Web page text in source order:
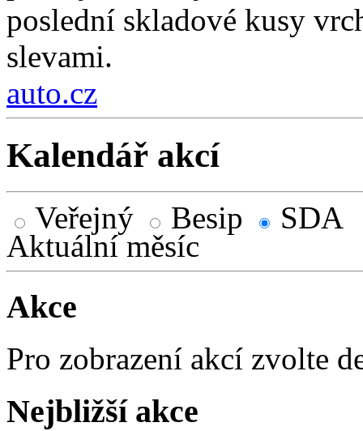
poslední skladové kusy
slevami.
auto.cz
Kalendář akcí
Veřejný Besip
SDA
Aktuální měsíc
Akce
Pro zobrazení akcí zvolte
Nejbližší akce